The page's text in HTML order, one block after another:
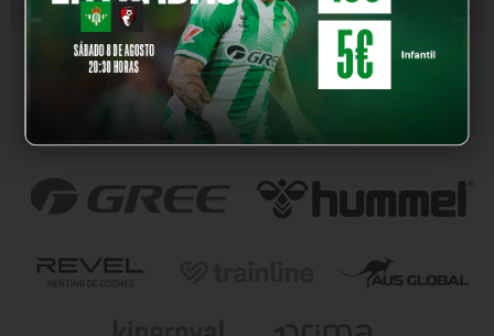
« NOTICIA ANTERIOR NOTICIA SIGUIENTE »
NUESTROS PARTNERS